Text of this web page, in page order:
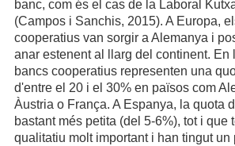
banc, com és el cas de la Laboral
(Campos i Sanchis, 2015). A Europa,
cooperatius van sorgir a Alemanya i
anar estenent al llarg del continent. En
bancs cooperatius representen una
d'entre el 20 i el 30% en països com
Àustria o França. A Espanya, la quota
bastant més petita (del 5-6%), tot i que
qualitatiu molt important i han tingut un